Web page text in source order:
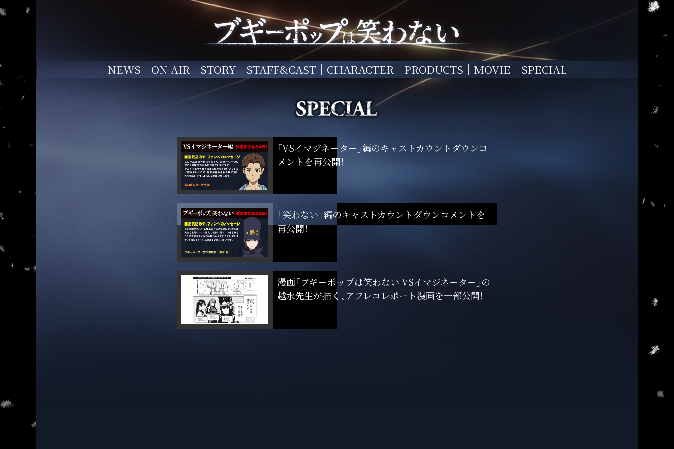
NEWS ON AIR STORY STAFF&CAST CHARACTER PRODUCTS MOVIE SPECIAL
「VSイマジネーター」編のキャストカウントダウンコ
メントを再公開！
「笑わない」編のキャストカウントダウンコメントを
再公開！
漫画「ブギーポップは笑わない VSイマジネーター」の
越水先生が描く、アフレコレポート漫画を一部公開！